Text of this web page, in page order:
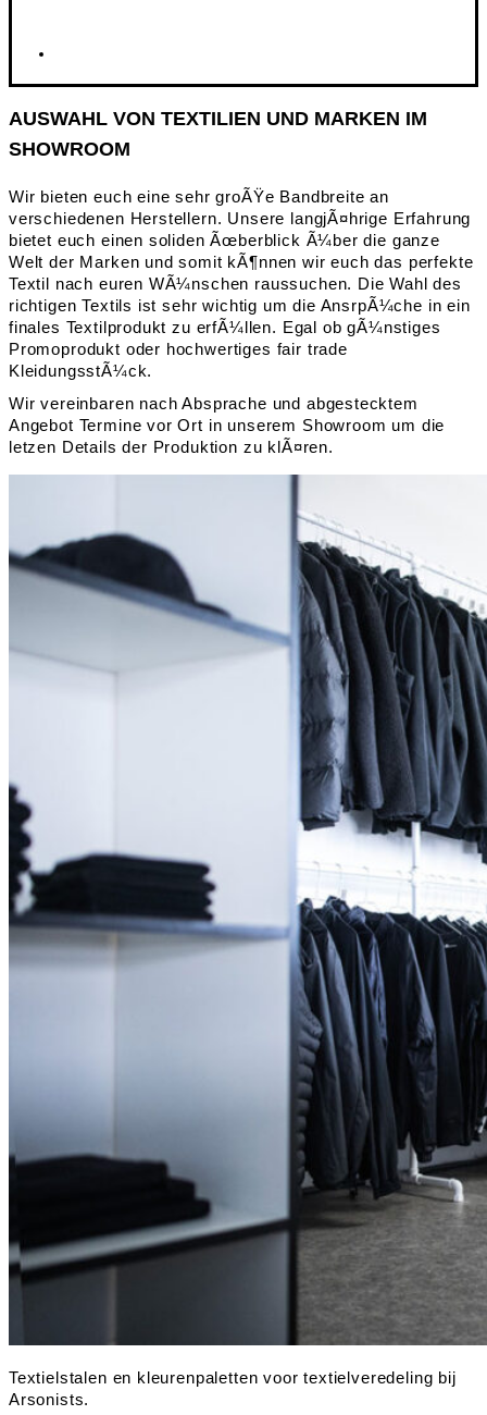
AUSWAHL VON TEXTILIEN UND MARKEN IM
SHOWROOM
Wir bieten euch eine sehr groÃŸe Bandbreite an
verschiedenen Herstellern. Unsere langjÃ¤hrige Erfahrung
bietet euch einen soliden Ãœberblick Ã¼ber die ganze
Welt der Marken und somit kÃ¶nnen wir euch das perfekte
Textil nach euren WÃ¼nschen raussuchen. Die Wahl des
richtigen Textils ist sehr wichtig um die AnsrpÃ¼che in ein
finales Textilprodukt zu erfÃ¼llen. Egal ob gÃ¼nstiges
Promoprodukt oder hochwertiges fair trade
KleidungsstÃ¼ck.
Wir vereinbaren nach Absprache und abgestecktem
Angebot Termine vor Ort in unserem Showroom um die
letzen Details der Produktion zu klÃ¤ren.